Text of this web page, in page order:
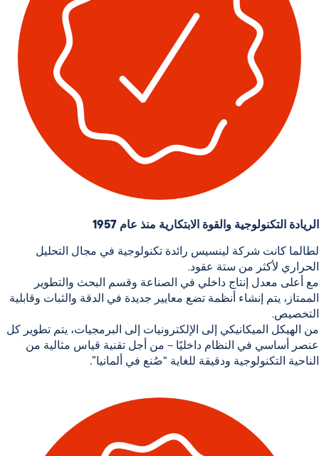
الريادة التكنولوجية والقوة الابتكارية منذ عام 1957
لطالما كانت شركة لينسيس رائدة تكنولوجية في مجال التحليل
الحراري لأكثر من ستة عقود.
مع أعلى معدل إنتاج داخلي في الصناعة وقسم البحث والتطوير
الممتاز، يتم إنشاء أنظمة تضع معايير جديدة في
الدقة والثبات وقابلية
التخصيص.
من الهيكل الميكانيكي إلى الإلكترونيات إلى البرمجيات، يتم تطوير كل
عنصر أساسي في النظام داخليًا – من أجل تقنية قياس مثالية من
الناحية التكنولوجية ودقيقة للغاية “صُنع في ألمانيا”.